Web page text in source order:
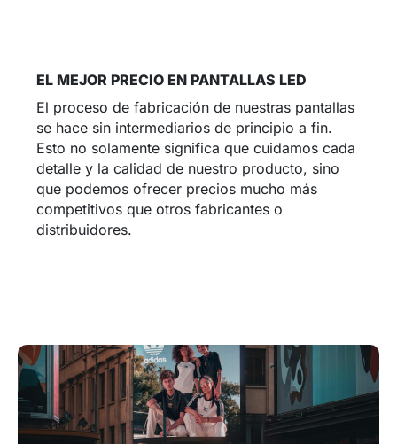
EL MEJOR PRECIO EN PANTALLAS LED
El proceso de fabricación de nuestras pantallas
se hace sin intermediarios de principio a fin.
Esto no solamente significa que cuidamos cada
detalle y la calidad de nuestro producto, sino
que podemos ofrecer precios mucho más
competitivos que otros fabricantes o
distribuidores.